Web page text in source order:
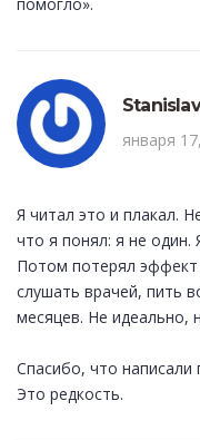
помогло».
января
Я читал это и плакал.
что я понял: я не
Потом потерял
слушать врачей, пить
месяцев. Не идеально,
Спасибо, что написали
Это редкость.